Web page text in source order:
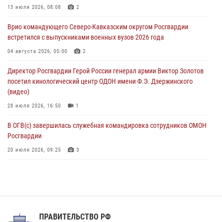
Спецназ Росгвардии в Марий Эл почтил память товарища на
08 августа 2026, 06:15 9
День физкультурника в Уральском округе Росгвардии отметили
08 августа 2026, 06:03
13 июля 2026, 08:08 2
Врио командующего Северо-Кавказским округом Росгвардии
встретился с выпускниками военных вузов 2026 года
04 августа 2026, 05:00 2
Директор Росгвардии Герой России генерал армии Виктор Золотов
посетил кинологический центр ОДОН имени Ф.Э. Дзержинского
(видео)
28 июля 2026, 16:50 1
В ОГВ(с) завершилась служебная командировка сотрудников ОМОН
Росгвардии
20 июля 2026, 09:25 3
ПРАВИТЕЛЬСТВО РФ